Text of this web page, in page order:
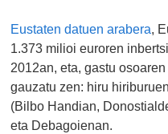
Eustaten datuen arabera,
1.373 milioi euroren
2012an, eta, gastu
gauzatu zen: hiru
(Bilbo Handian,
eta Debagoienan.